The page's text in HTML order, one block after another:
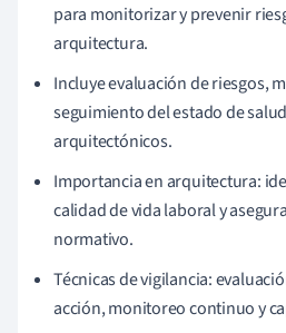
para monitorizar y prevenir
arquitectura.
Incluye evaluación de riesgos,
seguimiento del estado de
arquitectónicos.
Importancia en arquitectura:
calidad de vida laboral y
normativo.
Técnicas de vigilancia:
acción, monitoreo continuo y